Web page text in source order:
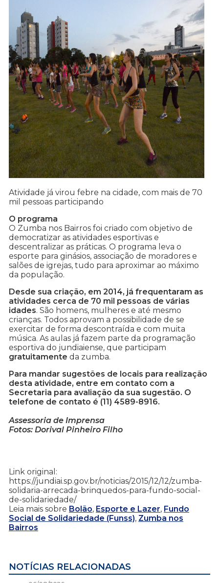
Atividade já virou febre na cidade, com mais de 70
mil pessoas participando
O programa
O Zumba nos Bairros foi criado com objetivo de
democratizar as atividades esportivas e
descentralizar as práticas. O programa leva o
esporte para ginásios, associação de moradores e
salões de igrejas, tudo para aproximar ao máximo
da população.
Desde sua criação, em 2014, já frequentaram as
atividades cerca de 70 mil pessoas de várias
idades. São homens, mulheres e até mesmo
crianças. Todos aprovam a possibilidade de se
exercitar de forma descontraída e com muita
música. As aulas já fazem parte da programação
esportiva do jundiaiense, que participam
gratuitamente da zumba.
Para mandar sugestões de locais para realização
desta atividade, entre em contato com a
Secretaria para avaliação da sua sugestão. O
telefone de contato é (11) 4589-8916.
Assessoria de Imprensa
Fotos: Dorival Pinheiro Filho
Link original:
https://jundiai.sp.gov.br/noticias/2015/12/12/zumba-
solidaria-arrecada-brinquedos-para-fundo-social-
de-solidariedade/
Leia mais sobre Bolão, Esporte e Lazer, Fundo
Social de Solidariedade (Funss), Zumba nos
Bairros
NOTÍCIAS RELACIONADAS